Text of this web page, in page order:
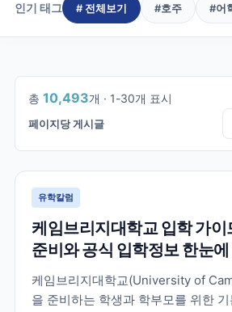
인기 태그 # 전체보기 #호주 #어
총 10,493개 · 1-30개 표시
페이지당 게시글
1/350
유학칼럼
케임브리지대학교 입학 가이
준비와 공식 입학정보 한눈에
케임브리지대학교(University of
을 준비하는 학생과 학부모를 위한